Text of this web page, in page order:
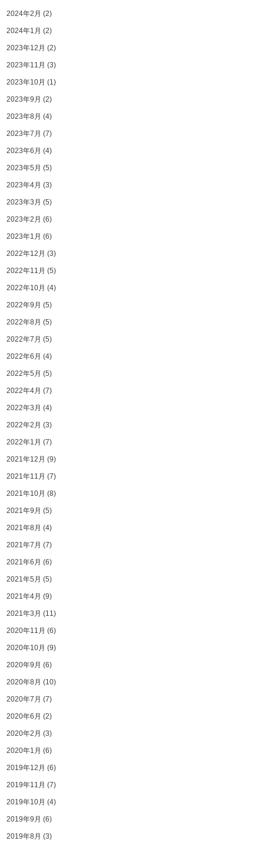
2024年2月 (2)
2024年1月 (2)
2023年12月 (2)
2023年11月 (3)
2023年10月 (1)
2023年9月 (2)
2023年8月 (4)
2023年7月 (7)
2023年6月 (4)
2023年5月 (5)
2023年4月 (3)
2023年3月 (5)
2023年2月 (6)
2023年1月 (6)
2022年12月 (3)
2022年11月 (5)
2022年10月 (4)
2022年9月 (5)
2022年8月 (5)
2022年7月 (5)
2022年6月 (4)
2022年5月 (5)
2022年4月 (7)
2022年3月 (4)
2022年2月 (3)
2022年1月 (7)
2021年12月 (9)
2021年11月 (7)
2021年10月 (8)
2021年9月 (5)
2021年8月 (4)
2021年7月 (7)
2021年6月 (6)
2021年5月 (5)
2021年4月 (9)
2021年3月 (11)
2020年11月 (6)
2020年10月 (9)
2020年9月 (6)
2020年8月 (10)
2020年7月 (7)
2020年6月 (2)
2020年2月 (3)
2020年1月 (6)
2019年12月 (6)
2019年11月 (7)
2019年10月 (4)
2019年9月 (6)
2019年8月 (3)